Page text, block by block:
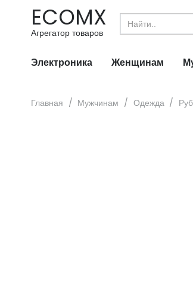
ECOMX
Агрегатор товаров
Search
for:
Электроника Женщинам
Главная / Мужчинам / Одежда /